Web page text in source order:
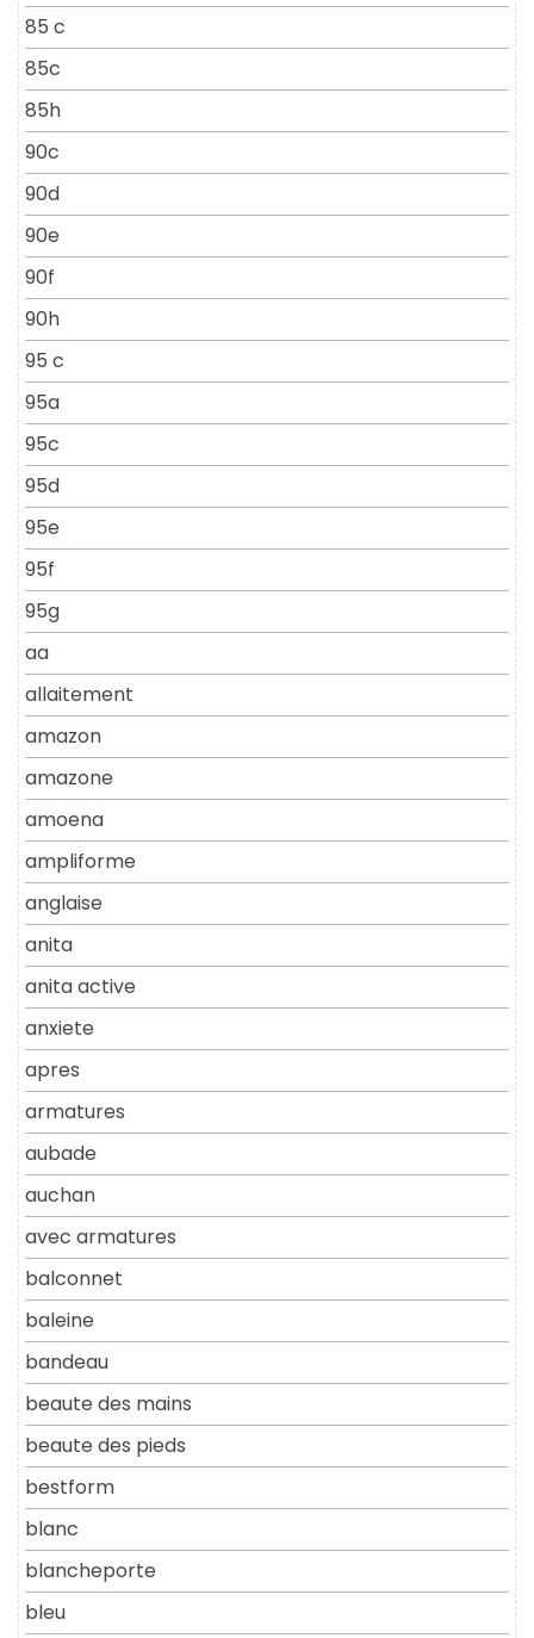
85 c
85c
85h
90c
90d
90e
90f
90h
95 c
95a
95c
95d
95e
95f
95g
aa
allaitement
amazon
amazone
amoena
ampliforme
anglaise
anita
anita active
anxiete
apres
armatures
aubade
auchan
avec armatures
balconnet
baleine
bandeau
beaute des mains
beaute des pieds
bestform
blanc
blancheporte
bleu